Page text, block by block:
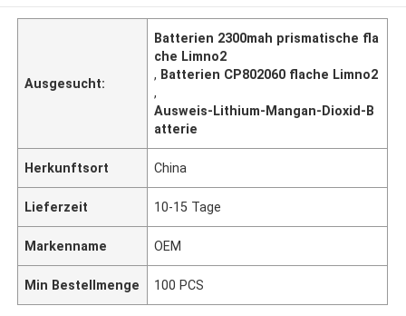
Ausgesucht:
Batterien 2300mah prismatische fla
che Limno2
, Batterien CP802060 flache Limno2
,
Ausweis-Lithium-Mangan-Dioxid-B
atterie
Herkunftsort China
Lieferzeit 10-15 Tage
Markenname OEM
Min Bestellmenge 100 PCS